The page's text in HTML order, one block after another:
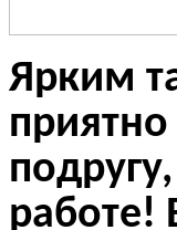
Ярким
работе!